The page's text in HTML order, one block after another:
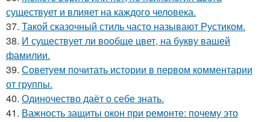
существует и влияет на каждого человека.
37. Такой сказочный стиль часто называют Рустиком.
38. И существует ли вообще цвет, на букву вашей
фамилии.
39. Советуем почитать истории в первом комментарии
от группы.
40. Одиночество даёт о себе знать.
41. Важность защиты окон при ремонте: почему это